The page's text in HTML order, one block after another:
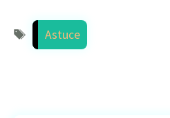
Étiquettes
Astuce